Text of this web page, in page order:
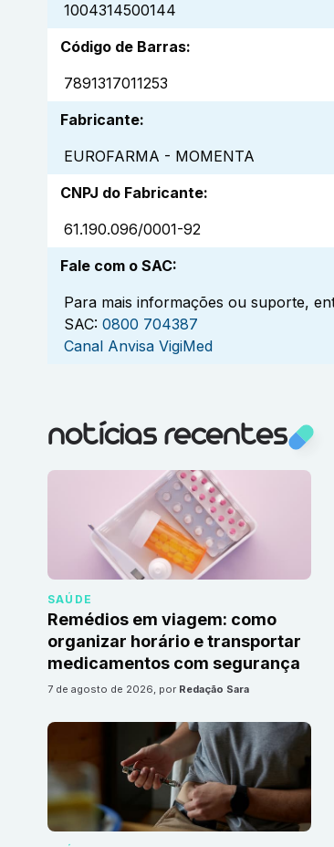
1004314500144
Código de Barras:
7891317011253
Fabricante:
EUROFARMA - MOMENTA
CNPJ do Fabricante:
61.190.096/0001-92
Fale com o SAC:
Para mais informações ou suporte,
SAC: 0800 704387
Canal Anvisa VigiMed
notícias recentes
SAÚDE
Remédios em viagem: como
organizar horário e transportar
medicamentos com segurança
7 de agosto de 2026, por Redação Sara